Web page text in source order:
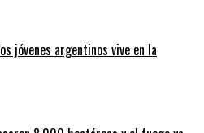
jóvenes argentinos vive en la